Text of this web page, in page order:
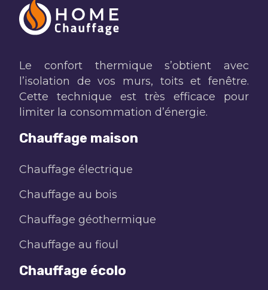
Le confort thermique s’obtient avec
l’isolation de vos murs, toits et fenêtre.
Cette technique est très efficace pour
limiter la consommation d’énergie.
Chauffage maison
Chauffage électrique
Chauffage au bois
Chauffage géothermique
Chauffage au fioul
Chauffage écolo